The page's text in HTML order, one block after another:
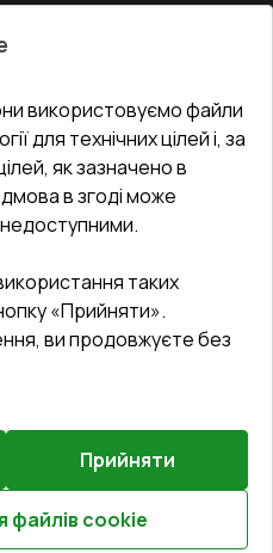
вул. Келецька 60 кв. 61
захищені.
Vitrager.com.
проблему?
використовуємо файли
для технічних цілей і, за
як зазначено в
в згоді може
недоступними.
таких
«Прийняти».
ви продовжуєте без
Прийняти
файлів cookie